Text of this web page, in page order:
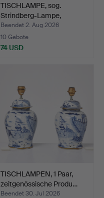
TISCHLAMPE, sog.
Strindberg-Lampe,
Gestell…
Beendet 2. Aug 2026
10 Gebote
74 USD
TISCHLAMPEN, 1 Paar,
zeitgenössische Produ…
Beendet 30. Jul 2026